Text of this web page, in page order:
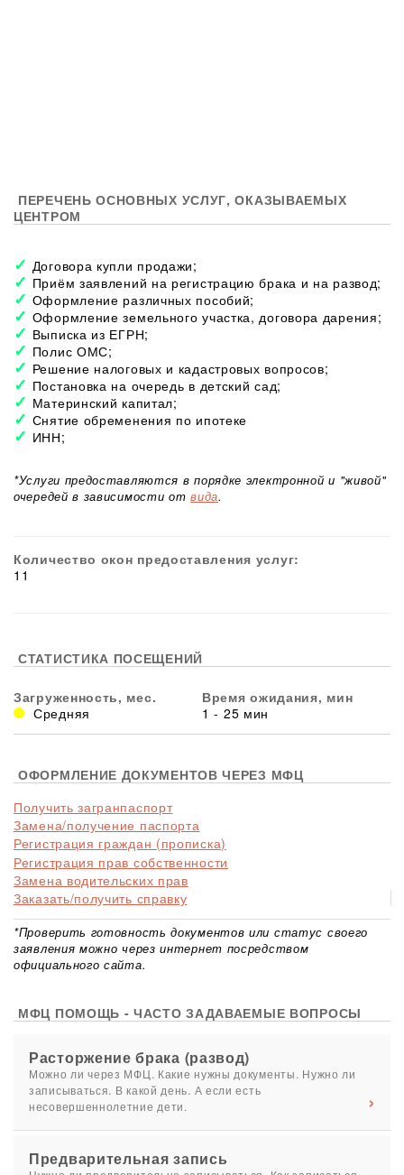
ПЕРЕЧЕНЬ ОСНОВНЫХ УСЛУГ, ОКАЗЫВАЕМЫХ
ЦЕНТРОМ
Договора купли продажи;
Приём заявлений на регистрацию брака и на развод;
Оформление различных пособий;
Оформление земельного участка, договора дарения;
Выписка из ЕГРН;
Полис ОМС;
Решение налоговых и кадастровых вопросов;
Постановка на очередь в детский сад;
Материнский капитал;
Снятие обременения по ипотеке
ИНН;
*Услуги предоставляются в порядке электронной и "живой"
очередей в зависимости отвида.
Количество окон предоставления услуг:
11
СТАТИСТИКА ПОСЕЩЕНИЙ
Загруженность, мес.
Средняя
Время ожидания, мин
1 - 25 мин
ОФОРМЛЕНИЕ ДОКУМЕНТОВ ЧЕРЕЗ МФЦ
Получить загранпаспорт
Замена/получение паспорта
Регистрация граждан (прописка)
Регистрация прав собственности
Замена водительских прав
Заказать/получить справку
*Проверить готовность документов или статус своего
заявления можно через интернет посредством
официального сайта.
МФЦ ПОМОЩЬ - ЧАСТО ЗАДАВАЕМЫЕ ВОПРОСЫ
Расторжение брака (развод)
Можно ли через МФЦ. Какие нужны документы. Нужно ли
записываться. В какой день. А если есть
несовершеннолетние дети.
Предварительная запись